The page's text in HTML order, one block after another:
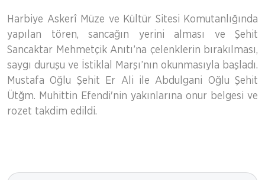
Harbiye Askerî Müze ve Kültür Sitesi Komutanlığında
yapılan tören, sancağın yerini alması ve Şehit
Sancaktar Mehmetçik Anıtı’na çelenklerin bırakılması,
saygı duruşu ve İstiklal Marşı’nın okunmasıyla başladı.
Mustafa Oğlu Şehit Er Ali ile Abdulgani Oğlu Şehit
Ütğm. Muhittin Efendi'nin yakınlarına onur belgesi ve
rozet takdim edildi.